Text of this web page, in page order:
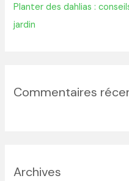
Planter des dahlias :
jardin
Commentaires
Archives